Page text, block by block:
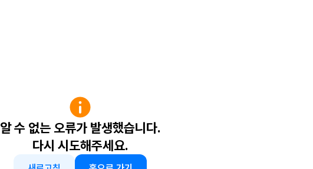
알 수 없는 오류가 발생했습니다.
다시 시도해주세요.